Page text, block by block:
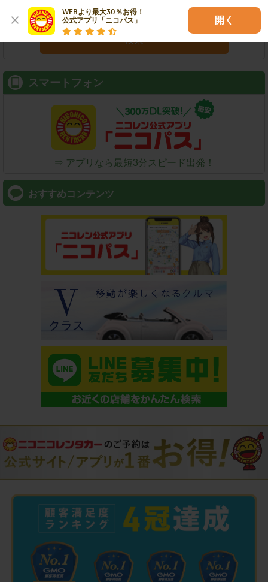
WEBより最大30％お得！
公式アプリ「ニコパス」
開く
検索
スマートフォン
⇒ アプリなら最短3分スピード出発！
おすすめコンテンツ